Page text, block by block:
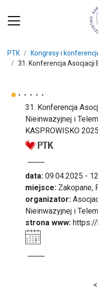
PTK
Kongresy i
31. Konferencja Asocjacji
31. Konferencja
Nieinwazyjnej i
KASPROWISKO 2025
data: 09.04.2025 -
miejsce: Zakopane,
organizator:
Nieinwazyjnej i
strona www: